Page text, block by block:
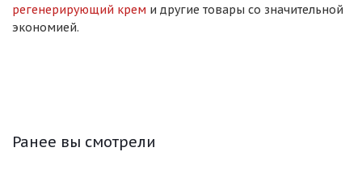
регенерирующий крем и другие товары со значительной
экономией.
Ранее вы смотрели